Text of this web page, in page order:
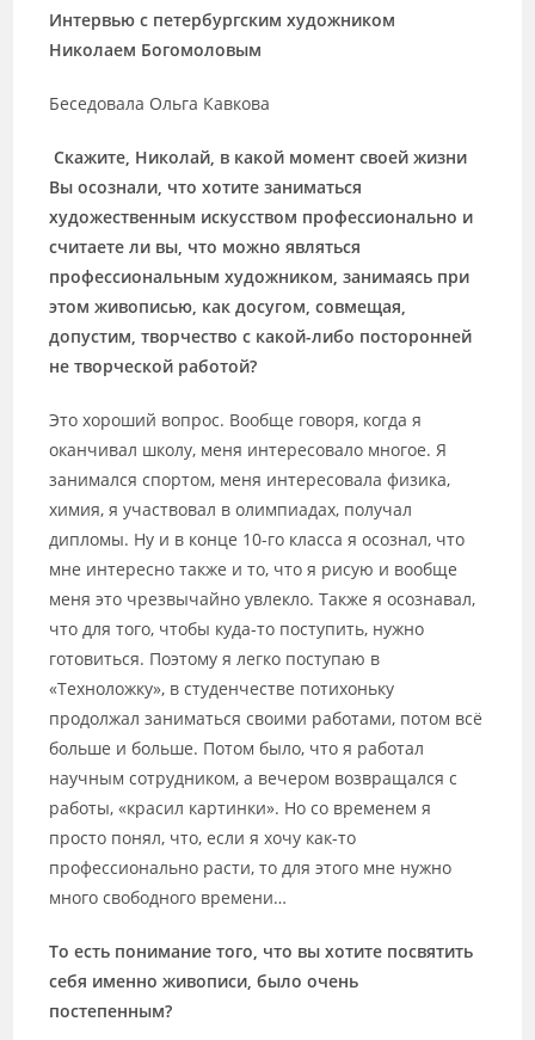
Интервью с петербургским художником
Николаем Богомоловым
Беседовала Ольга Кавкова
Скажите, Николай, в какой момент своей жизни
Вы осознали, что хотите заниматься
художественным искусством профессионально и
считаете ли вы, что можно являться
профессиональным художником, занимаясь при
этом живописью, как досугом, совмещая,
допустим, творчество с какой-либо посторонней
не творческой работой?
Это хороший вопрос. Вообще говоря, когда я
оканчивал школу, меня интересовало многое. Я
занимался спортом, меня интересовала физика,
химия, я участвовал в олимпиадах, получал
дипломы. Ну и в конце 10-го класса я осознал, что
мне интересно также и то, что я рисую и вообще
меня это чрезвычайно увлекло. Также я осознавал,
что для того, чтобы куда-то поступить, нужно
готовиться. Поэтому я легко поступаю в
«Техноложку», в студенчестве потихоньку
продолжал заниматься своими работами, потом всё
больше и больше. Потом было, что я работал
научным сотрудником, а вечером возвращался с
работы, «красил картинки». Но со временем я
просто понял, что, если я хочу как-то
профессионально расти, то для этого мне нужно
много свободного времени…
То есть понимание того, что вы хотите посвятить
себя именно живописи, было очень
постепенным?